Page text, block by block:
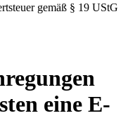
gemäß § 19 UStG
eine E-